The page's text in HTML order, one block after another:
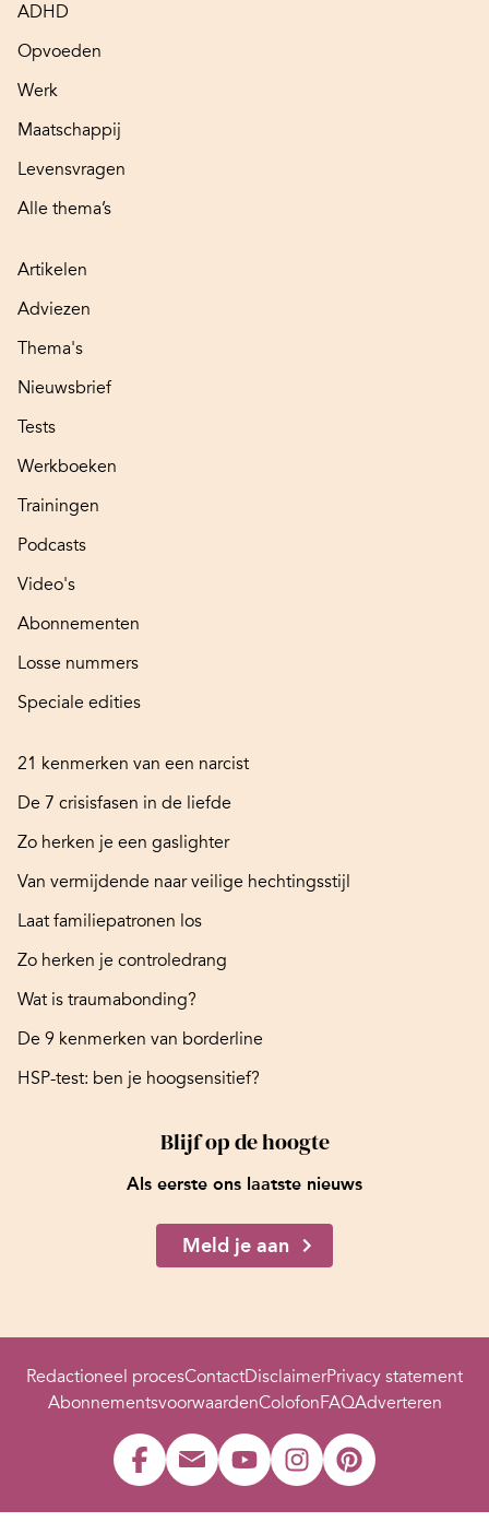
ADHD
Opvoeden
Werk
Maatschappij
Levensvragen
Alle thema’s
Artikelen
Adviezen
Thema's
Nieuwsbrief
Tests
Werkboeken
Trainingen
Podcasts
Video's
Abonnementen
Losse nummers
Speciale edities
21 kenmerken van een narcist
De 7 crisisfasen in de liefde
Zo herken je een gaslighter
Van vermijdende naar veilige hechtingsstijl
Laat familiepatronen los
Zo herken je controledrang
Wat is traumabonding?
De 9 kenmerken van borderline
HSP-test: ben je hoogsensitief?
Blijf op de hoogte
Als eerste ons laatste nieuws
Meld je aan
Redactioneel procesContactDisclaimerPrivacy statement
AbonnementsvoorwaardenColofonFAQAdverteren